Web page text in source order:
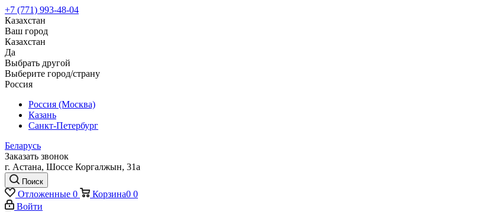
+7 (771) 993-48-04
Казахстан
Ваш город
Казахстан
Да
Выбрать другой
Выберите город/страну
Россия
Россия (Москва)
Казань
Санкт-Петербург
Беларусь
Заказать звонок
г. Астана, Шоссе Коргалжын, 31а
Поиск
Отложенные 0 Корзина0 0
Войти